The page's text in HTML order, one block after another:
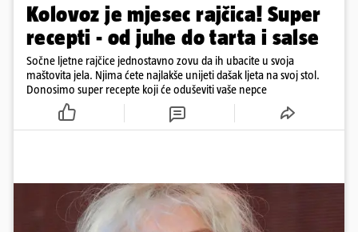
Kolovoz je mjesec rajčica! Super
recepti - od juhe do tarta i salse
Sočne ljetne rajčice jednostavno zovu da ih ubacite u svoja
maštovita jela. Njima ćete najlakše unijeti dašak ljeta na svoj stol.
Donosimo super recepte koji će oduševiti vaše nepce